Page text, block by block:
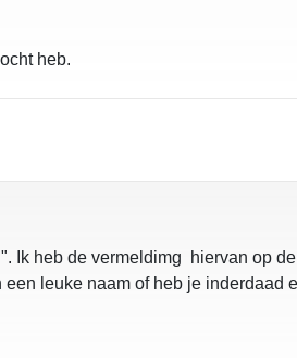
heb.
". Ik heb de vermeldimg hiervan op
leuke naam of heb je inderdaad